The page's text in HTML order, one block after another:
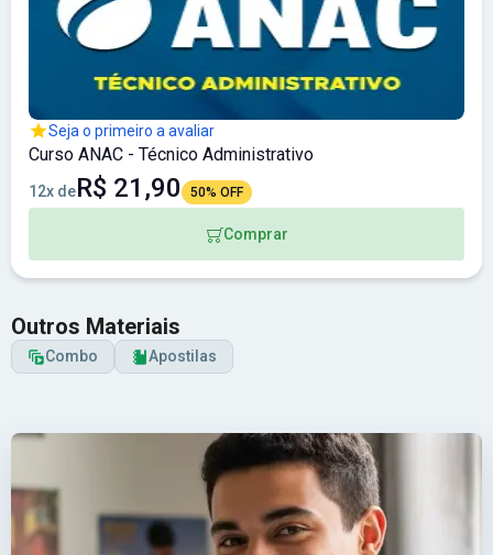
Seja o primeiro a avaliar
Curso ANAC - Técnico Administrativo
12x deR$ 21,90 50% OFF
Comprar
Outros Materiais
Combo Apostilas